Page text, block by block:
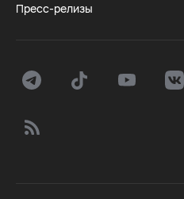
Пресс-релизы